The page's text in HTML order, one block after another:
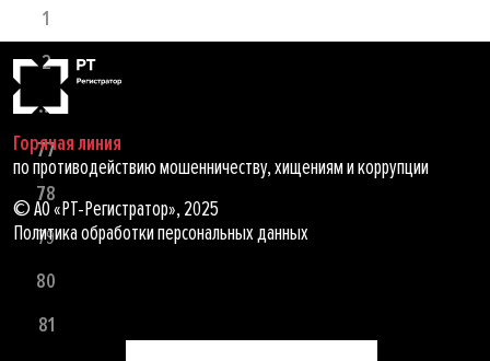
1
2
...
77
78
79
80
81
Горячая линия
по противодействию мошенничеству, хищениям и коррупции
© АО «РТ-Регистратор», 2025
Политика обработки персональных данных